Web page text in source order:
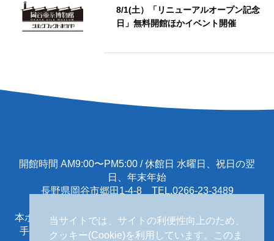
8/1(土）「リニューアルオープン記念
日」無料開館ほかイベント開催
開館時間 AM9:00〜PM5:00 / 休館日 水曜日、祝日の翌
日、年末年始
長野県岡谷市郷田1-4-8 TEL.0266-23-3489
本ホームページに掲載する一切の文書･図版･写真等を、
手段や形態を問わず複製、転載することを禁じます。
当サイトでは、サイトの利便性向上のため、
クッキー(Cookie)を利用しています。このま